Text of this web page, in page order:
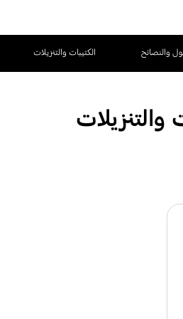
والنصائح الكتيبات والتنزيلات
والتنزيلات